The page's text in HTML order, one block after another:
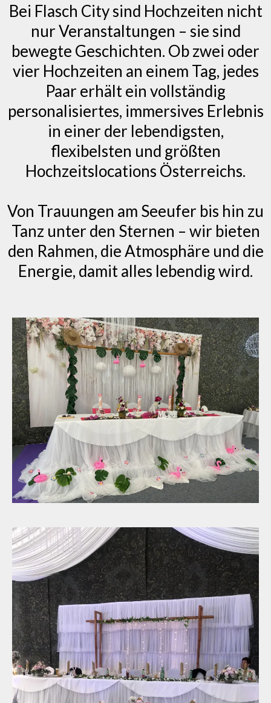
Bei Flasch City sind Hochzeiten nicht
nur Veranstaltungen – sie sind
bewegte Geschichten. Ob zwei oder
vier Hochzeiten an einem Tag, jedes
Paar erhält ein vollständig
personalisiertes, immersives Erlebnis
in einer der lebendigsten,
flexibelsten und größten
Hochzeitslocations Österreichs.
Von Trauungen am Seeufer bis hin zu
Tanz unter den Sternen – wir bieten
den Rahmen, die Atmosphäre und die
Energie, damit alles lebendig wird.